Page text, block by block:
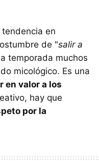
en
de "salir a
temporada muchos
micológico. Es una
en valor a los
hay que
por la